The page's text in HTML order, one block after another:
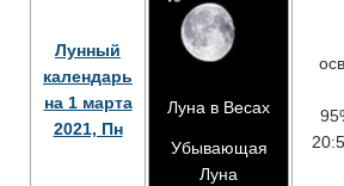
Лунный
календарь
на 1 марта
2021, Пн
Луна в Весах
Убывающая
Луна